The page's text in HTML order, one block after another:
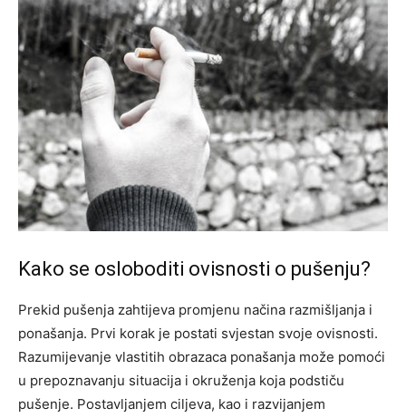
Kako se osloboditi ovisnosti o pušenju?
Prekid pušenja zahtijeva promjenu načina razmišljanja i
ponašanja. Prvi korak je postati svjestan svoje ovisnosti.
Razumijevanje vlastitih obrazaca ponašanja može pomoći
u prepoznavanju situacija i okruženja koja podstiču
pušenje. Postavljanjem ciljeva, kao i razvijanjem